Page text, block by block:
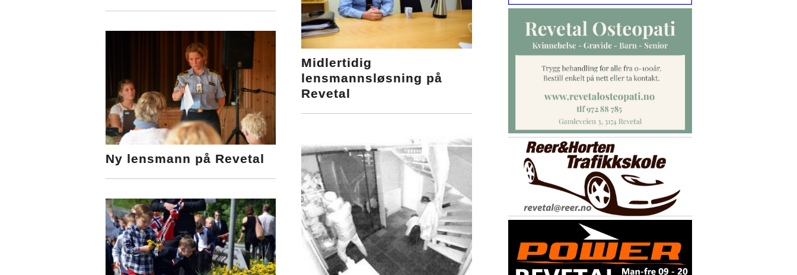
Midlertidig
lensmannsløsning på
Revetal
Ny lensmann på Revetal